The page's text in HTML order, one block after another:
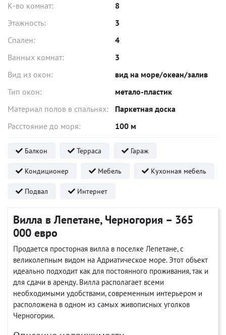
К-во комнат:
8
Этажность:
3
Спален:
4
Ванных комнат:
3
Вид из окон:
вид на море/океан/залив
Тип окон:
метало-пластик
Материал полов в спальнях:
Паркетная доска
Расстояние до моря:
100 м
Балкон Терраса Гараж
Кондиционер Мебель Кухонная мебель
Подвал Интернет
Вилла в Лепетане, Черногория – 365
000 евро
Продается просторная вилла в поселке Лепетане, с
великолепным видом на Адриатическое море. Этот объект
идеально подходит как для постоянного проживания, так и
для сдачи в аренду. Вилла располагает всеми
необходимыми удобствами, современным интерьером и
расположена в одном из самых живописных уголков
Черногории.